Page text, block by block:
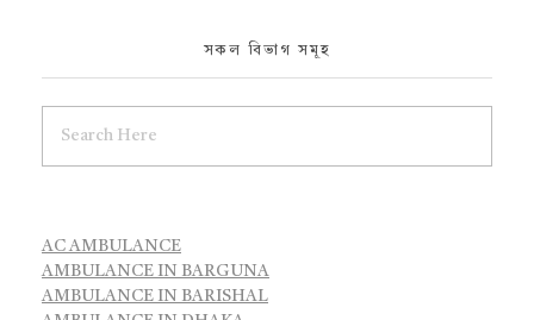
সকল বিভাগ সমূহ
AC AMBULANCE
AMBULANCE IN BARGUNA
AMBULANCE IN BARISHAL